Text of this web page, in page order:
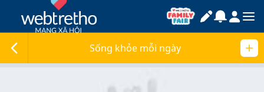
Sống khỏe mỗi ngày